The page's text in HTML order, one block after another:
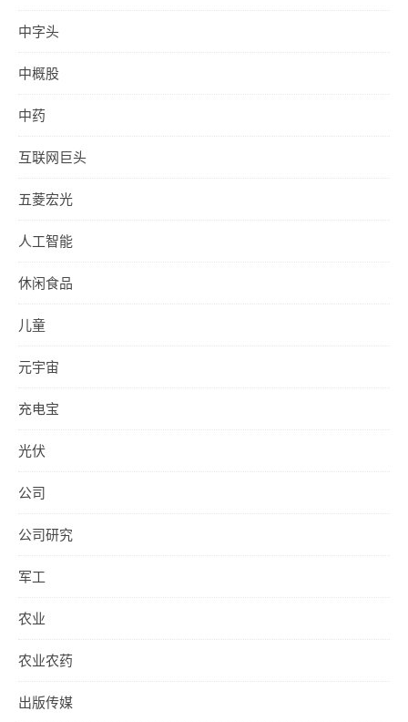
中字头
中概股
中药
互联网巨头
五菱宏光
人工智能
休闲食品
儿童
元宇宙
充电宝
光伏
公司
公司研究
军工
农业
农业农药
出版传媒